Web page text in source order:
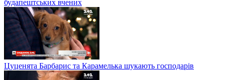
будапештських вчених
Цуценята Барбарис та Карамелька шукають господарів